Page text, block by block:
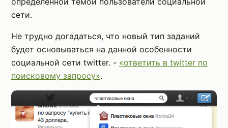
сети.
Не трудно догадаться, что новый тип заданий
будет основываться на данной особенности
социальной сети twitter. - «ответить в twitter по
поисковому запросу».